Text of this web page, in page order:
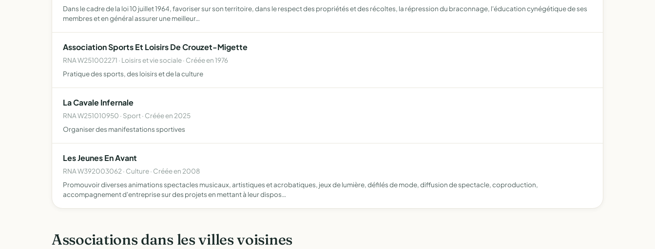
Dans le cadre de la loi 10 juillet 1964, favoriser sur son territoire, dans le respect des propriétés et des récoltes, la répression du braconnage, l'éducation cynégétique de ses
membres et en général assurer une meilleur…
Association Sports Et Loisirs De Crouzet-Migette
RNA W251002271 · Loisirs et vie sociale · Créée en 1976
Pratique des sports, des loisirs et de la culture
La Cavale Infernale
RNA W251010950 · Sport · Créée en 2025
Organiser des manifestations sportives
Les Jeunes En Avant
RNA W392003062 · Culture · Créée en 2008
Promouvoir diverses animations spectacles musicaux, artistiques et acrobatiques, jeux de lumière, défilés de mode, diffusion de spectacle, coproduction,
accompagnement d'entreprise sur des projets en mettant à leur dispos…
Associations dans les villes voisines